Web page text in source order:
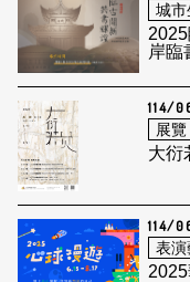
城市
岸臨
114/
展覽
大
114/
表演